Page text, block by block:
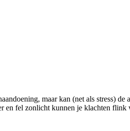
maar kan (net als stress)
en fel zonlicht kunnen je klachten